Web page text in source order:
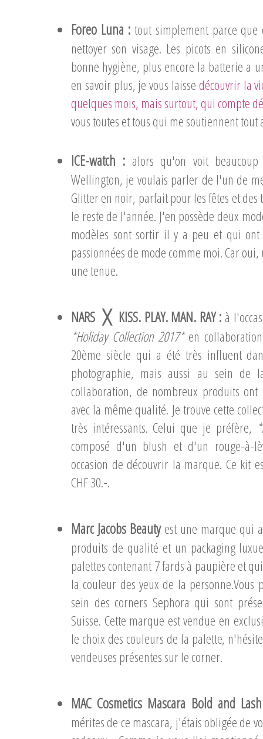
Foreo Luna : tout simplement parce
nettoyer son visage. Les picots en
bonne hygiène, plus encore la batterie a
en savoir plus, je vous laissedécouvrir la
quelques mois, mais surtout, qui compte
vous toutes et tous qui me soutiennent
ICE-watch : alors qu'on voit
Wellington, je voulais parler de l'un de
Glitter en noir, parfait pour les fêtes et des
le reste de l'année. J'en possède deux
modèles sont sortir il y a peu et qui
passionnées de mode comme moi. Car
une tenue.
NARS ╳KISS. PLAY. MAN. RAY : à
*Holiday Collection 2017*en
20ème siècle qui a été très influent
photographie, mais aussi au sein de
collaboration, de nombreux produits
avec la même qualité. Je trouve cette
très intéressants. Celui que je préfère,
composé d'un blush et d'un rouge-à-
occasion de découvrir la marque. Ce kit
CHF 30.-.
Marc Jacobs Beautyest une marque qui
produits de qualité et un packaging
palettes contenant 7 fards à paupière et
la couleur des yeux de la personne.Vous
sein des corners Sephora qui sont
Suisse. Cette marque est vendue en
le choix des couleurs de la palette,
vendeuses présentes sur le corner.
MAC Cosmetics Mascara Bold and
mérites de ce mascara, j'étais obligée de